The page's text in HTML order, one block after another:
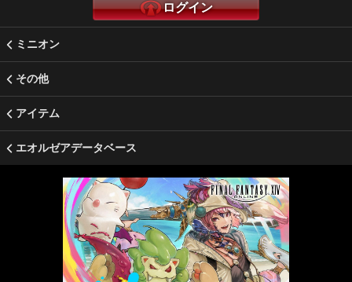
ログイン
ミニオン
その他
アイテム
エオルゼアデータベース